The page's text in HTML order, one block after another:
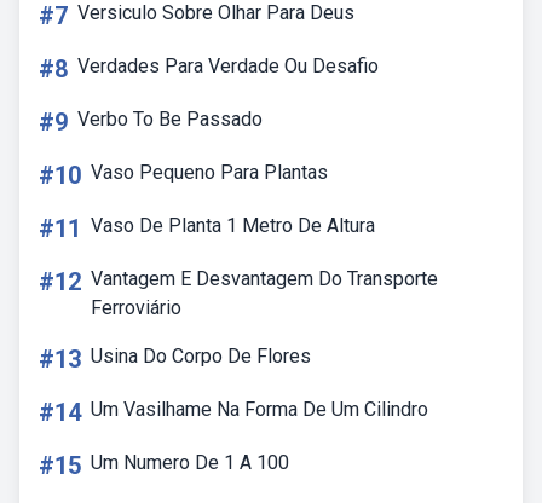
#7 Versiculo Sobre Olhar Para Deus
#8 Verdades Para Verdade Ou Desafio
#9 Verbo To Be Passado
#10 Vaso Pequeno Para Plantas
#11 Vaso De Planta 1 Metro De Altura
#12 Vantagem E Desvantagem Do Transporte
Ferroviário
#13 Usina Do Corpo De Flores
#14 Um Vasilhame Na Forma De Um Cilindro
#15 Um Numero De 1 A 100